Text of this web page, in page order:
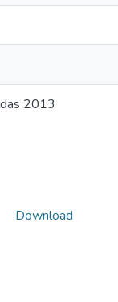
2013
Download